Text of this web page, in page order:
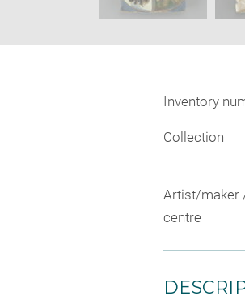
Inventory
Collection
Artist/maker
centre